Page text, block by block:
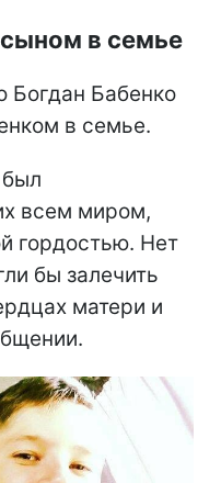
в семье
Богдан Бабенко
в семье.
всем миром,
гордостью. Нет
бы залечить
матери и